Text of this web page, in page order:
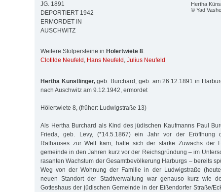
Hertha
© Yad
JG. 1891
DEPORTIERT 1942
ERMORDET IN
AUSCHWITZ
Weitere Stolpersteine in Hölertwiete 8:
Clotilde Neufeld , Hans Neufeld , Julius Neufeld
Hertha Künstlinger,geb. Burchard, geb. am 26.12.1891 in
nach Auschwitz am 9.12.1942, ermordet
Hölertwiete 8, (früher: Ludwigstraße 13)
Als Hertha Burchard als Kind des jüdischen Kaufmanns Paul
Frieda, geb. Levy, (*14.5.1867) ein Jahr vor der Eröffnung
Rathauses zur Welt kam, hatte sich der starke Zuwachs der
gemeinde in den Jahren kurz vor der Reichsgründung – im
rasanten Wachstum der Gesamtbevölkerung Harburgs – bereits
Weg von der Wohnung der Familie in der Ludwigstraße
neuen Standort der Stadtverwaltung war genauso kurz wie
Gotteshaus der jüdischen Gemeinde in der Eißendorfer Straße/